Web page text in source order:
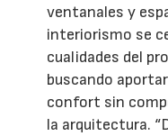
ventanales y
interiorismo se
cualidades del
buscando
confort sin
la arquitectura.